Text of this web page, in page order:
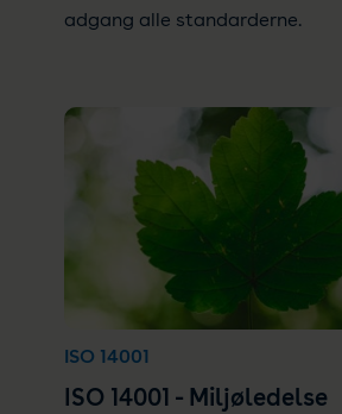
adgang alle standarderne.
ISO 14001
ISO 14001 - Miljøledelse